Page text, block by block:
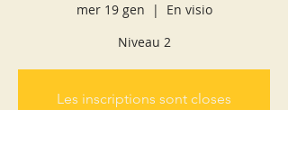
mer 19 gen
  |
En visio
Niveau 2
Les inscriptions sont closes